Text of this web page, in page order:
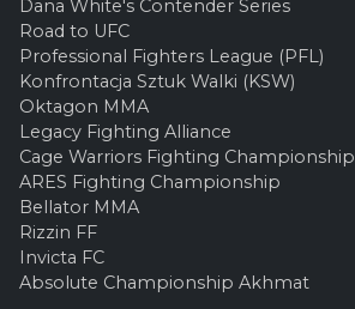
Dana White's Contender Series
Road to UFC
Professional Fighters League (PFL)
Konfrontacja Sztuk Walki (KSW)
Oktagon MMA
Legacy Fighting Alliance
Cage Warriors Fighting Championship
ARES Fighting Championship
Bellator MMA
Rizzin FF
Invicta FC
Absolute Championship Akhmat